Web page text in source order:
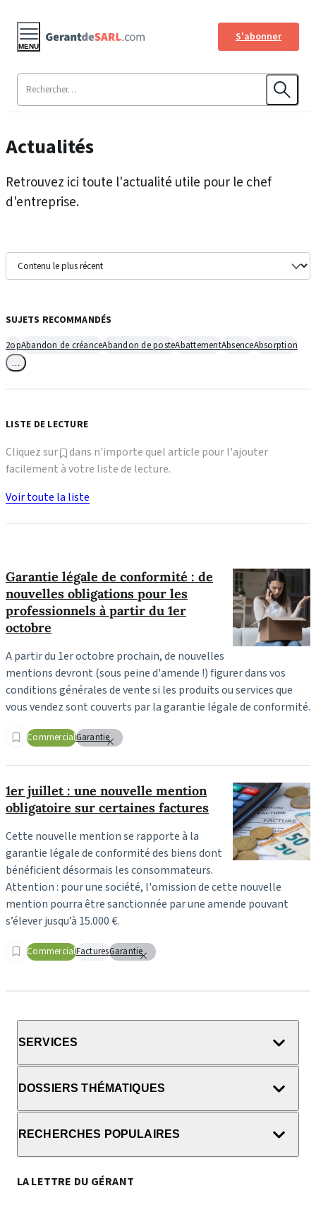
S'abonner
MENU
Actualités
Retrouvez ici toute l'actualité utile pour le chef
d'entreprise.
Garantie légale de conformité : de
nouvelles obligations pour les
professionnels à partir du 1er
octobre
A partir du 1er octobre prochain, de nouvelles
mentions devront (sous peine d'amende !) figurer dans vos
conditions générales de vente si les produits ou services que
vous vendez sont couverts par la garantie légale de conformité.
CommercialGarantie
1er juillet : une nouvelle mention
obligatoire sur certaines factures
Cette nouvelle mention se rapporte à la
garantie légale de conformité des biens dont
bénéficient désormais les consommateurs.
Attention : pour une société, l'omission de cette nouvelle
mention pourra être sanctionnée par une amende pouvant
s’élever jusqu’à 15.000 €.
CommercialFacturesGarantie
SUJETS RECOMMANDÉS
2opAbandon de créanceAbandon de posteAbattementAbsenceAbsorption
LISTE DE LECTURE
Cliquez sur
dans n'importe quel article pour l'ajouter
facilement à votre liste de lecture.
Voir toute la liste
SERVICES
DOSSIERS THÉMATIQUES
RECHERCHES POPULAIRES
LA LETTRE DU GÉRANT